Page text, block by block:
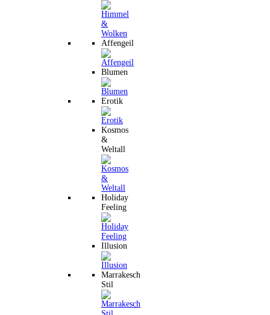
Affengeil
Blumen
Erotik
Kosmos
&
Weltall
Holiday
Feeling
Illusion
Marrakesch
Stil